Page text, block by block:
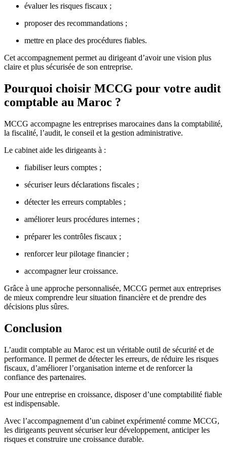
évaluer les risques fiscaux ;
proposer des recommandations ;
mettre en place des procédures fiables.
Cet accompagnement permet au dirigeant d’avoir une vision plus
claire et plus sécurisée de son entreprise.
Pourquoi choisir MCCG pour votre audit
comptable au Maroc ?
MCCG accompagne les entreprises marocaines dans la comptabilité,
la fiscalité, l’audit, le conseil et la gestion administrative.
Le cabinet aide les dirigeants à :
fiabiliser leurs comptes ;
sécuriser leurs déclarations fiscales ;
détecter les erreurs comptables ;
améliorer leurs procédures internes ;
préparer les contrôles fiscaux ;
renforcer leur pilotage financier ;
accompagner leur croissance.
Grâce à une approche personnalisée, MCCG permet aux entreprises
de mieux comprendre leur situation financière et de prendre des
décisions plus sûres.
Conclusion
L’audit comptable au Maroc est un véritable outil de sécurité et de
performance. Il permet de détecter les erreurs, de réduire les risques
fiscaux, d’améliorer l’organisation interne et de renforcer la
confiance des partenaires.
Pour une entreprise en croissance, disposer d’une comptabilité fiable
est indispensable.
Avec l’accompagnement d’un cabinet expérimenté comme MCCG,
les dirigeants peuvent sécuriser leur développement, anticiper les
risques et construire une croissance durable.